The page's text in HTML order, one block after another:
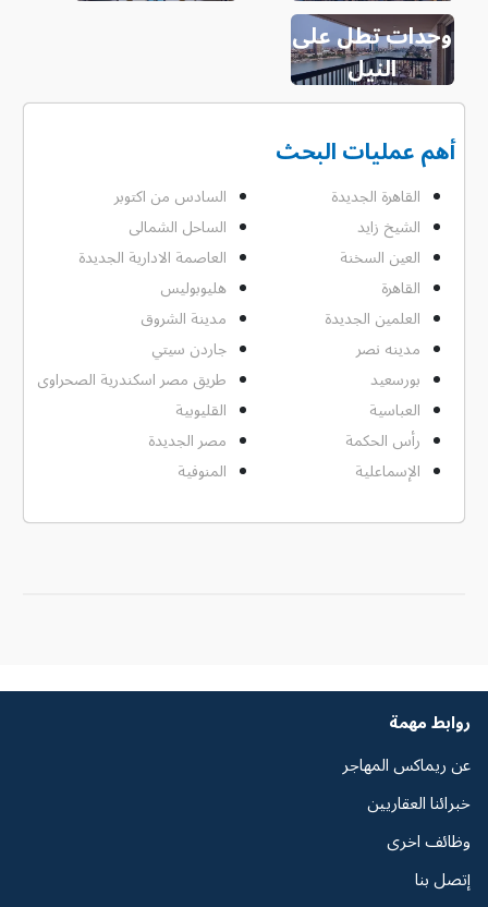
وحدات تطل على
النيل
أهم عمليات البحث
القاهرة الجديدة
السادس من اكتوبر
الشيخ زايد
الساحل الشمالى
العين السخنة
العاصمة الادارية الجديدة
القاهرة
هليوبوليس
العلمين الجديدة
مدينة الشروق
مدينه نصر
جاردن سيتي
بورسعيد
طريق مصر اسكندرية الصحراوى
العباسية
القليوبية
رأس الحكمة
مصر الجديدة
الإسماعلية
المنوفية
روابط مهمة
عن ريماكس المهاجر
خبرائنا العقاريين
وظائف اخرى
إتصل بنا